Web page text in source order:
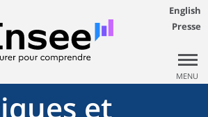
English
Presse
MENU
et